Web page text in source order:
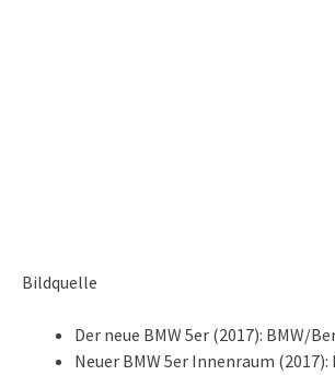
Bildquelle
Der neue BMW 5er (2017): BMW/
Neuer BMW 5er Innenraum (2017):